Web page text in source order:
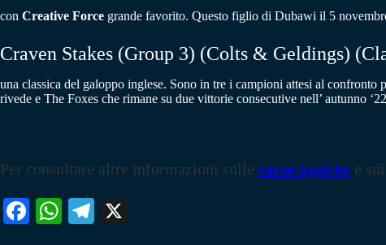
con Creative Force grande favorito. Questo figlio di Dubawi il 5
Craven Stakes (Group 3) (Colts & Geldings)
una classica del galoppo inglese. Sono in tre i campioni attesi al confronto
rivede e The Foxes che rimane su due vittorie consecutive nell’ autunno
Per consultare altre informazioni sulle corse ippiche e
Fa W
Te